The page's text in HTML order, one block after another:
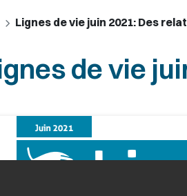
Lignes de vie juin 2021: Des
de vie